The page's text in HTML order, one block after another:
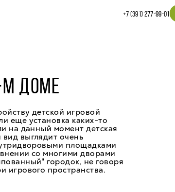
+7 (391) 277‒99‒01
М ДОМЕ
детской игровой
еще установка каких-то
на данный момент детская
выглядит очень
площадками
со многими дворами
городок, не говоря
игрового пространства.